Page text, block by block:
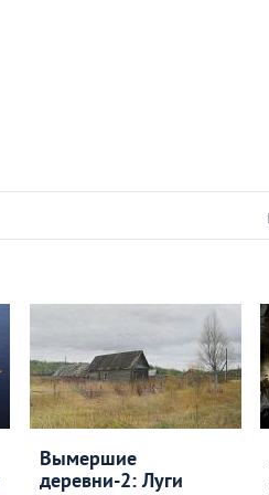
Вымершие
деревни-2: Луги